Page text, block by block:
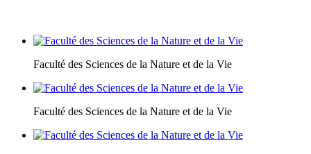
Faculté des Sciences de la Nature et de la Vie
Faculté des Sciences de la Nature et de la Vie